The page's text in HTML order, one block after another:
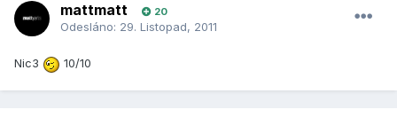
mattmatt 20
Odesláno: 29. Listopad, 2011
Nic3 10/10